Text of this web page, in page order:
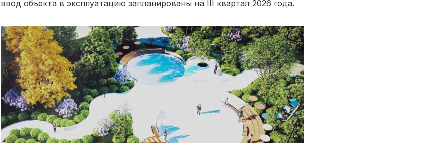
ввод объекта в эксплуатацию запланированы на III квартал 2026 года.